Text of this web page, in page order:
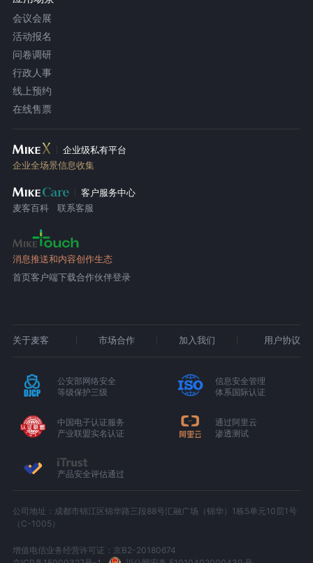
会议会展
活动报名
问卷调研
行政人事
线上预约
在线售票
企业级私有平台
企业全场景信息收集
客户服务中心
麦客百科
联系客服
消息推送和内容创作生态
首页客户端下载合作伙伴登录
关于麦客 市场合作 加入我们 用户协议
公安部网络安全
等级保护三级
信息安全管理
体系国际认证
中国电子认证服务
产业联盟实名认证
通过阿里云
渗透测试
产品安全评估通过
公司地址：成都市锦江区锦华路三段88号汇融广场（锦华）1栋5单元10层1号
（C-1005）
增值电信业务经营许可证：京B2-20180674